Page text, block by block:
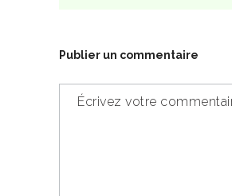
Publier un commentaire